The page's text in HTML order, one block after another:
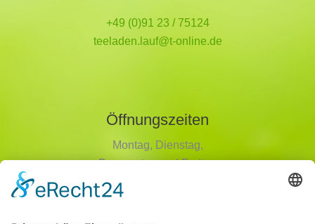
+49 (0)91 23 / 75124
teeladen.lauf@t-online.de
Öffnungszeiten
Montag, Dienstag,
Donnerstag und Freitag